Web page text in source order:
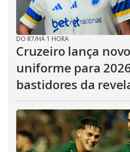
DO R7/HÁ 1 HORA
Cruzeiro lança
uniforme para
bastidores da